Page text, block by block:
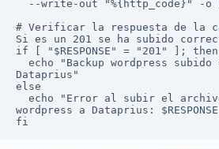
# Verificar la respuesta de la
Si es un 201 se ha subido
if [ "$RESPONSE" = "201" ]; then
Dataprius"
else
wordpress a Dataprius: